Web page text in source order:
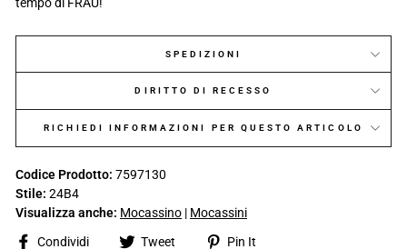
SPEDIZIONI
DIRITTO DI RECESSO
RICHIEDI INFORMAZIONI PER QUESTO ARTICOLO
Codice Prodotto: 7597130
Stile: 24B4
Visualizza anche: Mocassino | Mocassini
Condividi
Share Tweet
Tweet Pin It